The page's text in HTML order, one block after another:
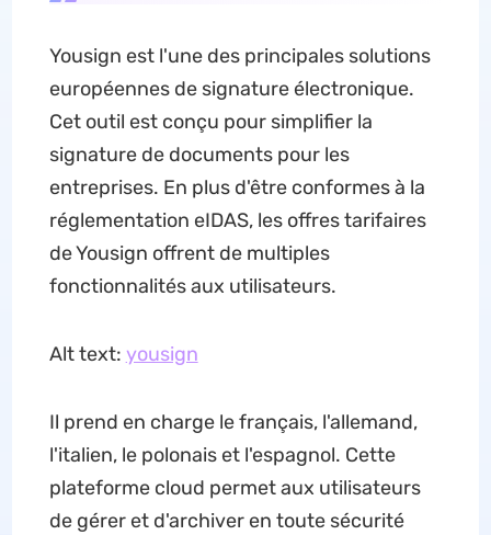
Yousign est l'une des principales solutions
européennes de signature électronique.
Cet outil est conçu pour simplifier la
signature de documents pour les
entreprises. En plus d'être conformes à la
réglementation eIDAS, les offres tarifaires
de Yousign offrent de multiples
fonctionnalités aux utilisateurs.
Alt text: yousign
Il prend en charge le français, l'allemand,
l'italien, le polonais et l'espagnol. Cette
plateforme cloud permet aux utilisateurs
de gérer et d'archiver en toute sécurité